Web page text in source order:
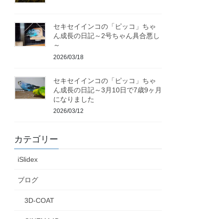
セキセイインコの「ピッコ」ちゃ
ん成長の日記～2号ちゃん具合悪し
～
2026/03/18
セキセイインコの「ピッコ」ちゃ
ん成長の日記～3月10日で7歳9ヶ月
になりました
2026/03/12
カテゴリー
iSlidex
ブログ
3D-COAT